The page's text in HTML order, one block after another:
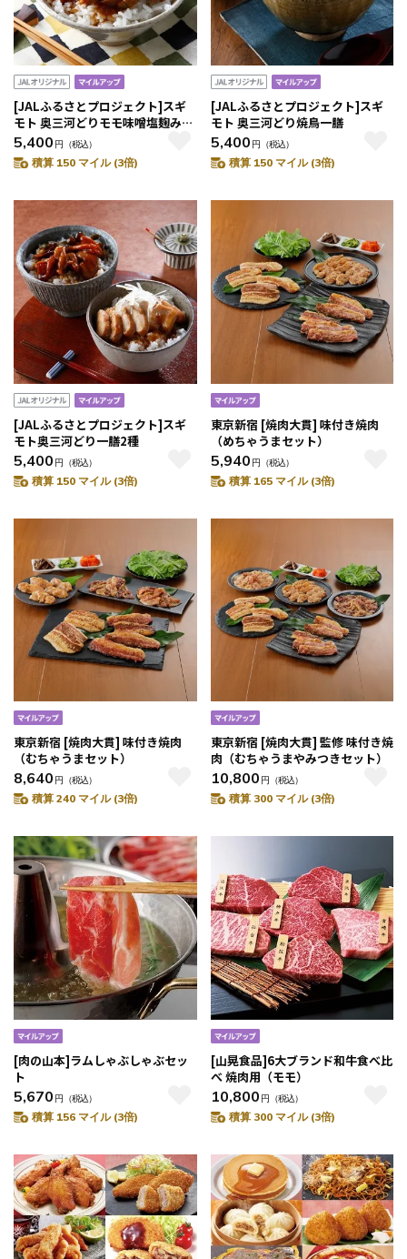
[JALふるさとプロジェクト]スギ
モト 奥三河どりモモ味噌塩麹みぞ
れ餡一膳
5,400 円 （税込）
積算 150 マイル (3倍)
[JALふるさとプロジェクト]スギ
モト 奥三河どり焼鳥一膳
5,400 円 （税込）
積算 150 マイル (3倍)
[JALふるさとプロジェクト]スギ
モト奥三河どり一膳2種
5,400 円 （税込）
積算 150 マイル (3倍)
東京新宿 [焼肉大貫] 味付き焼肉
（めちゃうまセット）
5,940 円 （税込）
積算 165 マイル (3倍)
東京新宿 [焼肉大貫] 味付き焼肉
（むちゃうまセット）
8,640 円 （税込）
積算 240 マイル (3倍)
東京新宿 [焼肉大貫] 監修 味付き焼
肉（むちゃうまやみつきセット）
10,800 円 （税込）
積算 300 マイル (3倍)
[肉の山本]ラムしゃぶしゃぶセッ
ト
5,670 円 （税込）
積算 156 マイル (3倍)
[山晃食品]6大ブランド和牛食べ比
べ 焼肉用（モモ）
10,800 円 （税込）
積算 300 マイル (3倍)